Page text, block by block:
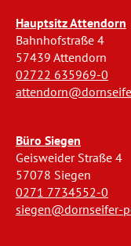
Hauptsitz Attendorn
Bahnhofstraße 4
57439 Attendorn
02722 635969-0
Büro Siegen
Geisweider Straße 4
57078 Siegen
0271 7734552-0
siegen@dornseifer-